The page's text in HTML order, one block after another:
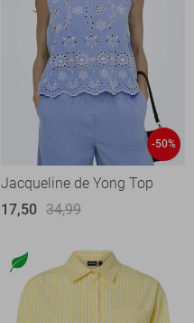
-50%
Jacqueline de Yong Top
17,50 34,99